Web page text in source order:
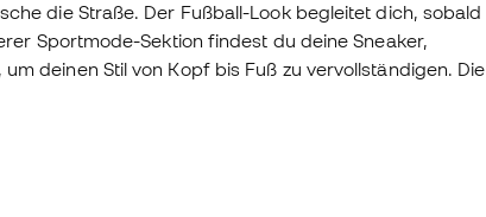
die Straße. Der Fußball-Look begleitet dich, sobald
Sportmode-Sektion findest du deine Sneaker,
deinen Stil von Kopf bis Fuß zu vervollständigen. Die